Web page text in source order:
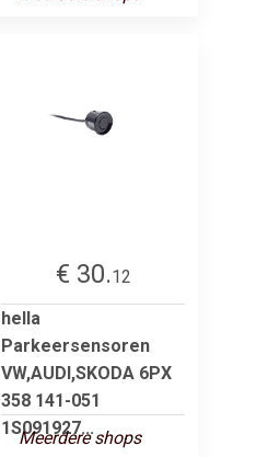
€ 30.12
hella
Parkeersensoren
VW,AUDI,SKODA 6PX
358 141-051
1S091927...
Meerdere shops